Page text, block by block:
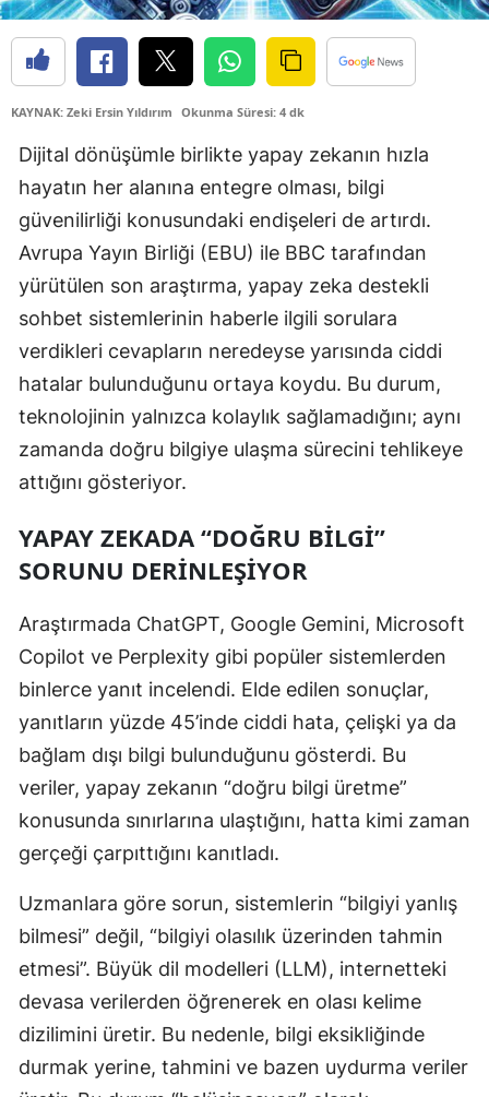
Denizli
Diyarbakır
Elazığ
Erzincan
Erzurum
Gaziantep
Giresun
Gümüşhane
Hatay
Mersin
İstanbul
İzmir
Kars
Kastamonu
Kırşehir
Kocaeli
Kütahya
KAYNAK: Zeki Ersin Yıldırım Okunma Süresi: 4 dk
Dijital dönüşümle birlikte yapay zekanın hızla
hayatın her alanına entegre olması, bilgi
güvenilirliği konusundaki endişeleri de artırdı.
Avrupa Yayın Birliği (EBU) ile BBC tarafından
yürütülen son araştırma, yapay zeka destekli
sohbet sistemlerinin haberle ilgili sorulara
verdikleri cevapların neredeyse yarısında ciddi
hatalar bulunduğunu ortaya koydu. Bu durum,
teknolojinin yalnızca kolaylık sağlamadığını; aynı
zamanda doğru bilgiye ulaşma sürecini tehlikeye
attığını gösteriyor.
YAPAY ZEKADA “DOĞRU BILGI”
SORUNU DERINLEŞIYOR
Araştırmada ChatGPT, Google Gemini, Microsoft
Copilot ve Perplexity gibi popüler sistemlerden
binlerce yanıt incelendi. Elde edilen sonuçlar,
yanıtların yüzde 45’inde ciddi hata, çelişki ya da
bağlam dışı bilgi bulunduğunu gösterdi. Bu
veriler, yapay zekanın “doğru bilgi üretme”
konusunda sınırlarına ulaştığını, hatta kimi zaman
gerçeği çarpıttığını kanıtladı.
Uzmanlara göre sorun, sistemlerin “bilgiyi yanlış
bilmesi” değil, “bilgiyi olasılık üzerinden tahmin
etmesi”. Büyük dil modelleri (LLM), internetteki
devasa verilerden öğrenerek en olası kelime
dizilimini üretir. Bu nedenle, bilgi eksikliğinde
durmak yerine, tahmini ve bazen uydurma veriler